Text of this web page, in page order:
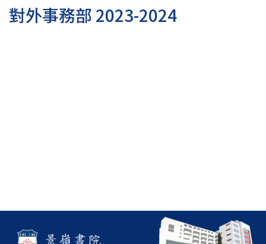
對外事務部 2023-2024